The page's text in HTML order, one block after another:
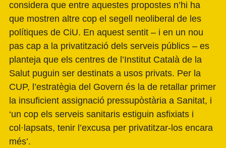
considera que entre aquestes propostes n’hi ha
que mostren altre cop el segell neoliberal de les
polítiques de CiU. En aquest sentit – i en un nou
pas cap a la privatització dels serveis públics – es
planteja que els centres de l’Institut Català de la
Salut puguin ser destinats a usos privats. Per la
CUP, l’estratègia del Govern és la de retallar primer
la insuficient assignació pressupòstària a Sanitat, i
‘un cop els serveis sanitaris estiguin asfixiats i
col·lapsats, tenir l’excusa per privatitzar-los encara
més’.